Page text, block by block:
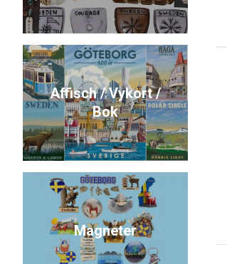
Affisch / Vykort /
Bok
Magneter